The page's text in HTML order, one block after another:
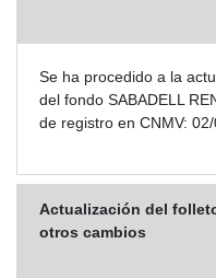
Se ha procedido a la
del fondo SABADELL
de registro en CNMV: 02/
Actualización del
otros cambios